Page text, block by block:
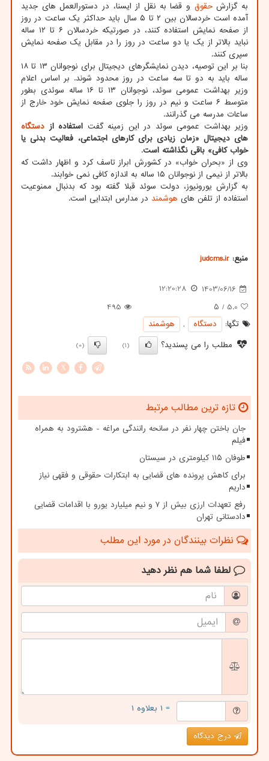
به گزارشحقوق و قضا به نقل از ایسنا، در دستورالعمل های جدید
آمده است خردسالان بین ۲ تا ۵ سال باید حداکثر یک ساعت در روز
از صفحه نمایش استفاده کنند، در صورتیکه خردسالان ۶ تا ۱۲ ساله
نباید بالاتر از یک یا دو ساعت در روز را در مقابل یک صفحه نمایش
سپری کنند.
بنا بر این توصیه، دیدن نمایشگرهای دیجیتال برای نوجوانان ۱۳ تا ۱۸
ساله باید به دو تا سه ساعت در روز محدود شوند. بر اساس اعلام
وزیر بهداشت عمومی سوئد، نوجوانان ۱۳ تا ۱۶ ساله سوئدی بطور
متوسط ​​۶ ساعت و نیم در روز را جلوی صفحه نمایش خود خارج از
ساعات مدرسه می گذرانند.
وزیر بهداشت عمومی سوئد در این زمینه گفت استفاده از دستگاه
های دیجیتال «زمان زیادی برای کارهای اجتماعی، فعالیت بدنی یا
خواب کافی» باقی نگذاشته است.
وی از «بحران خواب» در کشورش ابراز تاسف کرد و اظهار داشت که
بالاتر از نیمی از نوجوانان ۱۵ ساله به اندازه کافی نمی خوابند.
به گزارش یورونیوز، دولت سوئد قبلا گفته بود که بدنبال ممنوعیت
استفاده از تلفن های هوشمند در مدارس ابتدایی است.
منبع: judcms.ir
1403/06/16
12:20:28
5.0 / ۵
495
تگها:
دستگاه ,
هوشمند
مطلب را می پسندید؟
(1)
(0)
X
تازه ترین مطالب مرتبط
جان باختن چهار نفر در سانحه رانندگی مراغه - هشترود به همراه
فیلم
طوفان ۱۱۵ کیلومتری در سیستان
برای کاهش پرونده های قضایی به ابتکارات حقوقی و فقهی نیاز
داریم
رفع تعهدات ارزی بیش از ۷ و نیم میلیارد یورو با اقدامات قضایی
دادستانی تهران
نظرات بینندگان در مورد این مطلب
لطفا شما هم نظر دهید
= ۱ بعلاوه ۱
درج دیدگاه